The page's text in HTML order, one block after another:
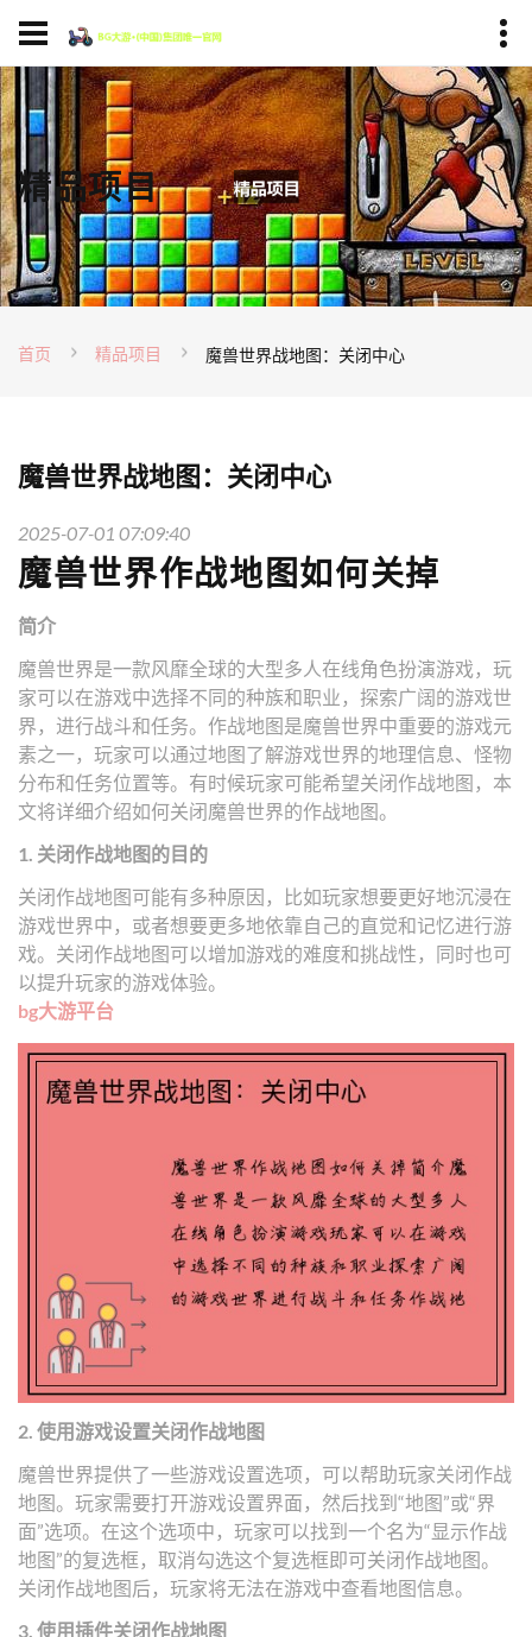
精品项目
首页 精品项目 魔兽世界战地图：关闭中心
魔兽世界战地图：关闭中心
2025-07-01 07:09:40
魔兽世界作战地图如何关掉
简介
魔兽世界是一款风靡全球的大型多人在线角色扮演游戏，玩
家可以在游戏中选择不同的种族和职业，探索广阔的游戏世
界，进行战斗和任务。作战地图是魔兽世界中重要的游戏元
素之一，玩家可以通过地图了解游戏世界的地理信息、怪物
分布和任务位置等。有时候玩家可能希望关闭作战地图，本
文将详细介绍如何关闭魔兽世界的作战地图。
1. 关闭作战地图的目的
关闭作战地图可能有多种原因，比如玩家想要更好地沉浸在
游戏世界中，或者想要更多地依靠自己的直觉和记忆进行游
戏。关闭作战地图可以增加游戏的难度和挑战性，同时也可
以提升玩家的游戏体验。
bg大游平台
2. 使用游戏设置关闭作战地图
魔兽世界提供了一些游戏设置选项，可以帮助玩家关闭作战
地图。玩家需要打开游戏设置界面，然后找到“地图”或“界
面”选项。在这个选项中，玩家可以找到一个名为“显示作战
地图”的复选框，取消勾选这个复选框即可关闭作战地图。
关闭作战地图后，玩家将无法在游戏中查看地图信息。
3. 使用插件关闭作战地图